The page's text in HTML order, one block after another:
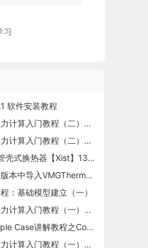
习
软件安装教程
程（二）：基础操作（约束及弯头）
：基础操作（主界面、参数、节点，输入）
热器【Xist】13管子排布设置
导入VMGThermo物性包？
：基础模型建立（一）
程（一）：应力分析基础知识（1）
讲解教程之Corrosion腐蚀模型
程（一）：应力分析基础知识（3）